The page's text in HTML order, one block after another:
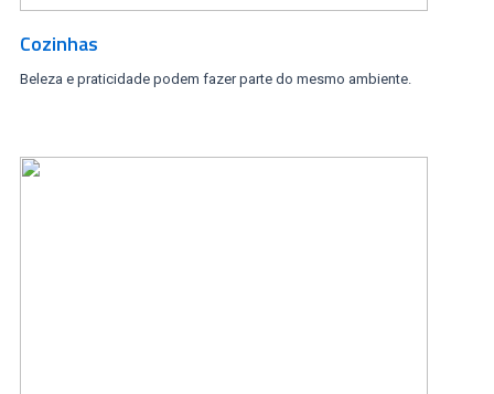
Cozinhas
Beleza e praticidade podem fazer parte do mesmo ambiente.